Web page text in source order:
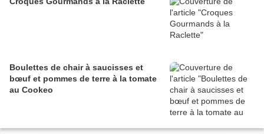
Boulettes de chair à saucisses et
bœuf et pommes de terre à la tomate
au Cookeo